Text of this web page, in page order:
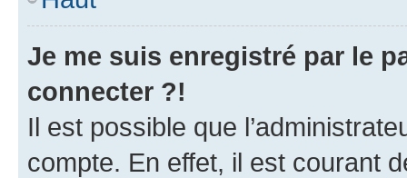
Je me suis enregistré par le
connecter ?!
Il est possible que
compte. En effet, il est courant